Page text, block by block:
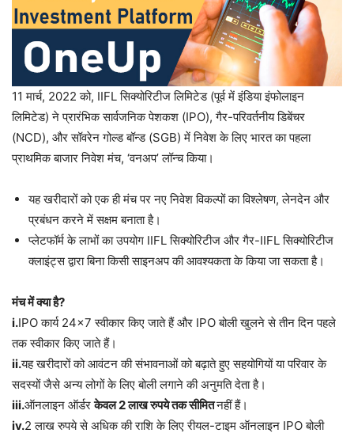
11 मार्च, 2022 को, IIFL सिक्योरिटीज लिमिटेड (पूर्व में इंडिया इंफोलाइन
लिमिटेड) ने प्रारंभिक सार्वजनिक पेशकश (IPO), गैर-परिवर्तनीय डिबेंचर
(NCD), और सॉवरेन गोल्ड बॉन्ड (SGB) में निवेश के लिए भारत का पहला
प्राथमिक बाजार निवेश मंच, ‘वनअप’ लॉन्च किया।
यह खरीदारों को एक ही मंच पर नए निवेश विकल्पों का विश्लेषण, लेनदेन और
प्रबंधन करने में सक्षम बनाता है।
प्लेटफॉर्म के लाभों का उपयोग IIFL सिक्योरिटीज और गैर-IIFL सिक्योरिटीज
क्लाइंट्स द्वारा बिना किसी साइनअप की आवश्यकता के किया जा सकता है।
मंच में क्या है?
i.IPO कार्य 24×7 स्वीकार किए जाते हैं और IPO बोली खुलने से तीन दिन पहले
तक स्वीकार किए जाते हैं।
ii.यह खरीदारों को आवंटन की संभावनाओं को बढ़ाते हुए सहयोगियों या परिवार के
सदस्यों जैसे अन्य लोगों के लिए बोली लगाने की अनुमति देता है।
iii.ऑनलाइन ऑर्डरकेवल 2 लाख रुपये तक सीमितनहीं हैं।
iv.2 लाख रुपये से अधिक की राशि के लिए रीयल-टाइम ऑनलाइन IPO बोली